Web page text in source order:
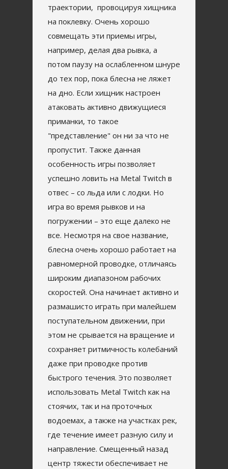
траектории, провоцируя хищника
на поклевку. Очень хорошо
совмещать эти приемы игры,
например, делая два рывка, а
потом паузу на ослабленном шнуре
до тех пор, пока блесна не ляжет
на дно. Если хищник настроен
атаковать активно движущиеся
приманки, то такое
"представление" он ни за что не
пропустит. Также данная
особенность игры позволяет
успешно ловить на Metal Twitch в
отвес – со льда или с лодки. Но
игра во время рывков и на
погружении – это еще далеко не
все. Несмотря на свое название,
блесна очень хорошо работает на
равномерной проводке, отличаясь
широким диапазоном рабочих
скоростей. Она начинает активно и
размашисто играть при малейшем
поступательном движении, при
этом не срывается на вращение и
сохраняет ритмичность колебаний
даже при проводке против
быстрого течения. Это позволяет
использовать Metal Twitch как на
стоячих, так и на проточных
водоемах, а также на участках рек,
где течение имеет разную силу и
направление. Смещенный назад
центр тяжести обеспечивает не